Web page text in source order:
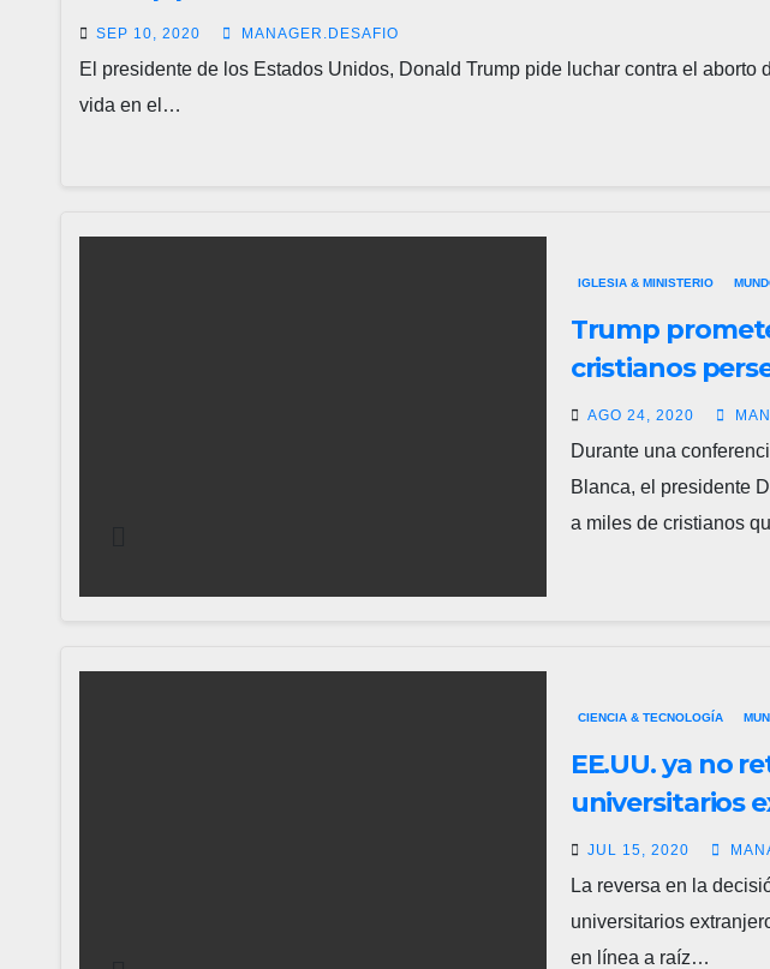
SEP 10, 2020 MANAGER.DESAFIO
El presidente de los Estados Unidos, Donald Trump pide luchar contra el aborto
vida en el…
IGLESIA & MINISTERIO
Trump
cristianos
acuerdo con
crimen»
AGO 24, 2020
Durante una
Blanca, el presidente
a miles de cristianos
CIENCIA & TECNOLOGÍA
EE.UU. ya no
universitarios
sigan estudios
JUL 15, 2020
La reversa en la
universitarios
en línea a raíz…